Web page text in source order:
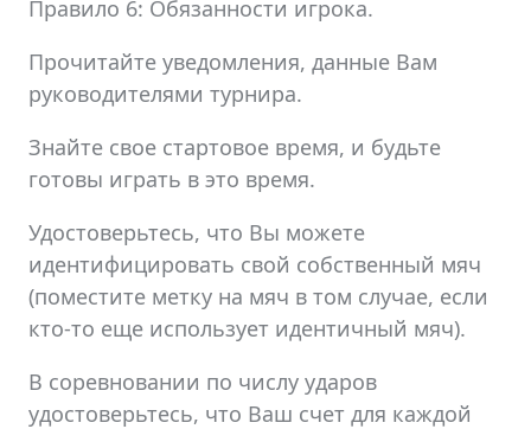
Правило 6: Обязанности игрока.
Прочитайте уведомления, данные Вам
руководителями турнира.
Знайте свое стартовое время, и будьте
готовы играть в это время.
Удостоверьтесь, что Вы можете
идентифицировать свой собственный мяч
(поместите метку на мяч в том случае, если
кто-то еще использует идентичный мяч).
В соревновании по числу ударов
удостоверьтесь, что Ваш счет для каждой